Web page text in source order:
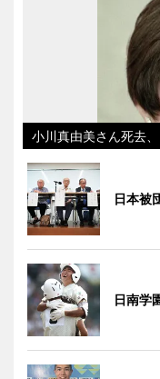
小川真由美さん死去
日本被
日南学